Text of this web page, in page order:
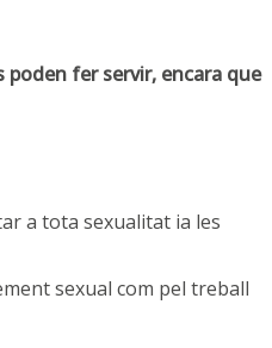
poden fer servir, encara que
a tota sexualitat ia les
sexual com pel treball